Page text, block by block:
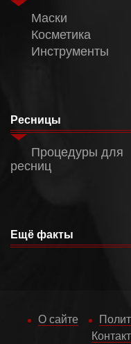
Маски
Косметика
Инструменты
Ресницы
Процедуры для
ресниц
Ещё факты
О сайте